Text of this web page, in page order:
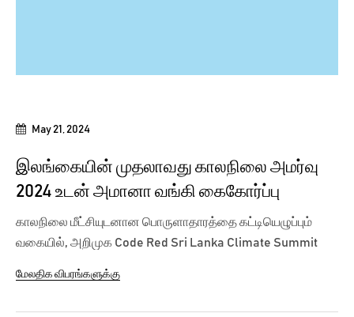
May 21, 2024
இலங்கையின் முதலாவது காலநிலை அமர்வு
2024 உடன் அமானா வங்கி கைகோர்ப்பு
காலநிலை மீட்சியுடனான பொருளாதாரத்தை கட்டியெழுப்பும்
வகையில், அறிமுக Code Red Sri Lanka Climate Summit
மேலதிக விபரங்களுக்கு